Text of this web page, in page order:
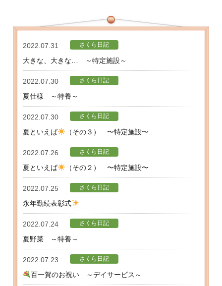
2022.07.31 さくら日記
大きな、大きな… ～特定施設～
2022.07.30 さくら日記
夏仕様 ～特養～
2022.07.30 さくら日記
夏といえば （その３） 〜特定施設〜
2022.07.26 さくら日記
夏といえば （その２） 〜特定施設〜
2022.07.25 さくら日記
永年勤続表彰式
2022.07.24 さくら日記
夏野菜 ～特養～
2022.07.23 さくら日記
百一賀のお祝い ～デイサービス～